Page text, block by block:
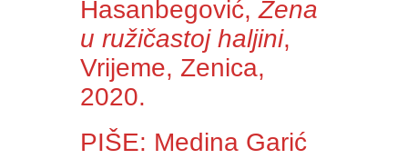
Hasanbegović,Žena
u ružičastoj haljini,
Vrijeme, Zenica,
2020.
PIŠE: Medina Garić